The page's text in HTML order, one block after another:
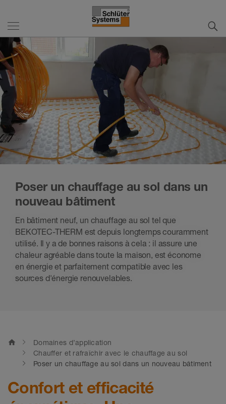
Poser un chauffage au sol dans un
nouveau bâtiment
En bâtiment neuf, un chauffage au sol tel que
BEKOTEC-THERM est depuis longtemps couramment
utilisé. Il y a de bonnes raisons à cela : il assure une
chaleur agréable dans toute la maison, est économe
en énergie et parfaitement compatible avec les
sources d'énergie renouvelables.
home
Domaines d’application
Chauffer et rafraîchir avec le chauffage au sol
Poser un chauffage au sol dans un nouveau bâtiment
Confort et efficacité